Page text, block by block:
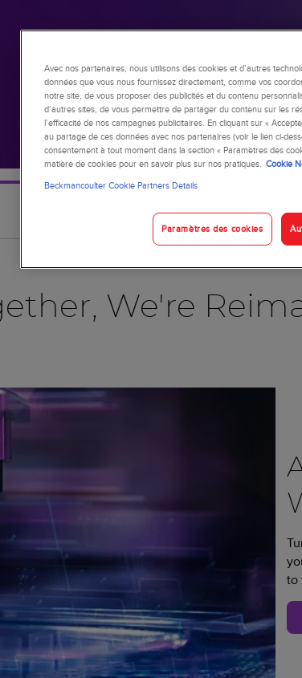
Blog
We're
to
Avec nos partenaires, nous utilisons des cookies et d’autres
données que vous nous fournissez directement, comme vos
notre site, de vous proposer des publicités et du contenu
d’autres sites, de vous permettre de partager du contenu sur les
l’efficacité de nos campagnes publicitaires. En cliquant sur «
au partage de ces données avec nos partenaires (voir le lien ci-
consentement à tout moment dans la section « Paramètres des
matière de cookies pour en savoir plus sur nos pratiques. Cookie
Beckmancoulter Cookie Partners Details
Paramètres des cookies